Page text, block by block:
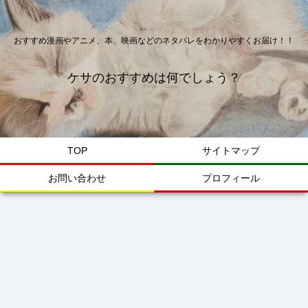
おすすめ漫画やアニメ、本、映画などのネタバレをわかりやすくお届け！！
ケサのおすすめは何でしょう？
TOP サイトマップ
お問い合わせ プロフィール